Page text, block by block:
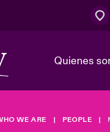
Quienes
WE ARE PEOPLE